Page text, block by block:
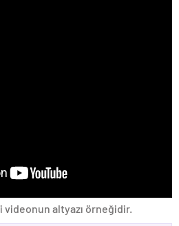
videonun altyazı örneğidir.